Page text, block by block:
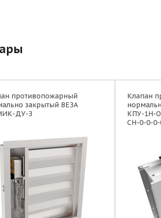
противопожарный
закрытый ВЕЗА
ДУ-З
Клапан
КПУ-1Н-
СН-0-0-